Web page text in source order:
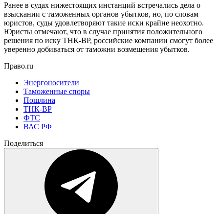
Ранее в судах нижестоящих инстанций встречались дела о
взыскании с таможенных органов убытков, но, по словам
юристов, суды удовлетворяют такие иски крайне неохотно.
Юристы отмечают, что в случае принятия положительного
решения по иску ТНК-BP, российские компании смогут более
уверенно добиваться от таможни возмещения убытков.
Право.ru
Энергоносители
Таможенные споры
Пошлина
ТНК-BP
ФТС
ВАС РФ
Поделиться